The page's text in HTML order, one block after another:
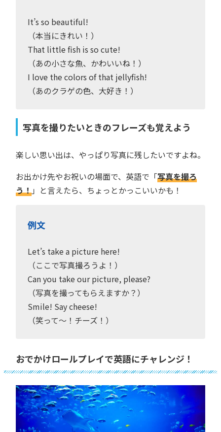
It’s so beautiful!
（本当にきれい！）
That little fish is so cute!
（あの小さな魚、かわいいね！）
I love the colors of that jellyfish!
（あのクラゲの色、大好き！）
写真を撮りたいときのフレーズも覚えよう
楽しい思い出は、やっぱり写真に残したいですよね。
お出かけ先やお祝いの場面で、英語で「写真を撮ろ
う！」と言えたら、ちょっとかっこいいかも！
例文
Let’s take a picture here!
（ここで写真撮ろうよ！）
Can you take our picture, please?
（写真を撮ってもらえますか？）
Smile! Say cheese!
（笑って〜！チーズ！）
おでかけロールプレイで英語にチャレンジ！